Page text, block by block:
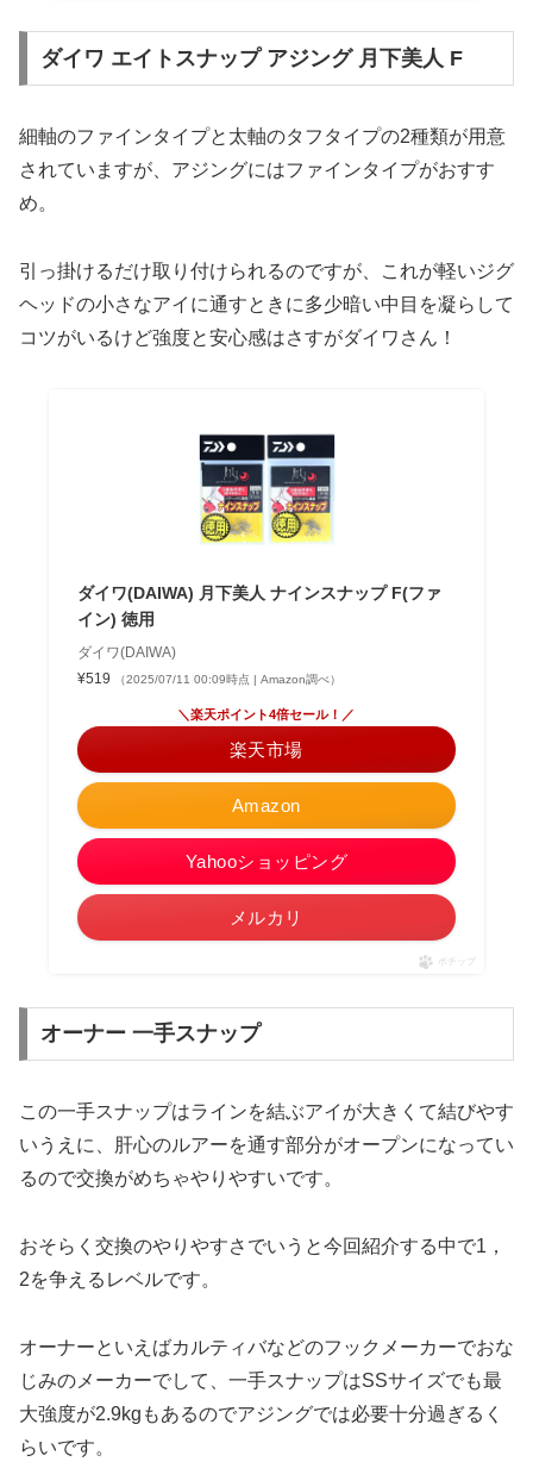
ダイワ エイトスナップ アジング 月下美人 F
細軸のファインタイプと太軸のタフタイプの2種類が用意
されていますが、アジングにはファインタイプがおすす
め。
引っ掛けるだけ取り付けられるのですが、これが軽いジグ
ヘッドの小さなアイに通すときに多少暗い中目を凝らして
コツがいるけど強度と安心感はさすがダイワさん！
ダイワ(DAIWA) 月下美人 ナインスナップ F(ファ
イン) 徳用
ダイワ(DAIWA)
¥519
（2025/07/11 00:09時点 | Amazon調べ）
Amazon
＼楽天ポイント4倍セール！／
楽天市場
Yahooショッピング
メルカリ
ポチップ
オーナー 一手スナップ
この一手スナップはラインを結ぶアイが大きくて結びやす
いうえに、肝心のルアーを通す部分がオープンになってい
るので交換がめちゃやりやすいです。
おそらく交換のやりやすさでいうと今回紹介する中で1，
2を争えるレベルです。
オーナーといえばカルティバなどのフックメーカーでおな
じみのメーカーでして、一手スナップはSSサイズでも最
大強度が2.9kgもあるのでアジングでは必要十分過ぎるく
らいです。